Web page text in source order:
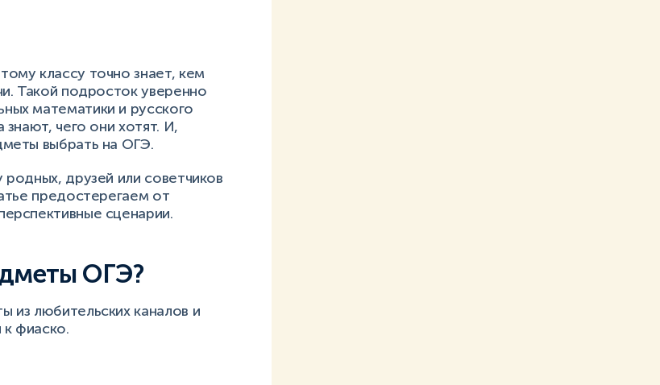
классу точно знает, кем
Такой подросток уверенно
математики и русского
чего они хотят. И,
выбрать на ОГЭ.
друзей или советчиков
предостерегаем от
сценарии.
ОГЭ?
из любительских каналов и
фиаско.